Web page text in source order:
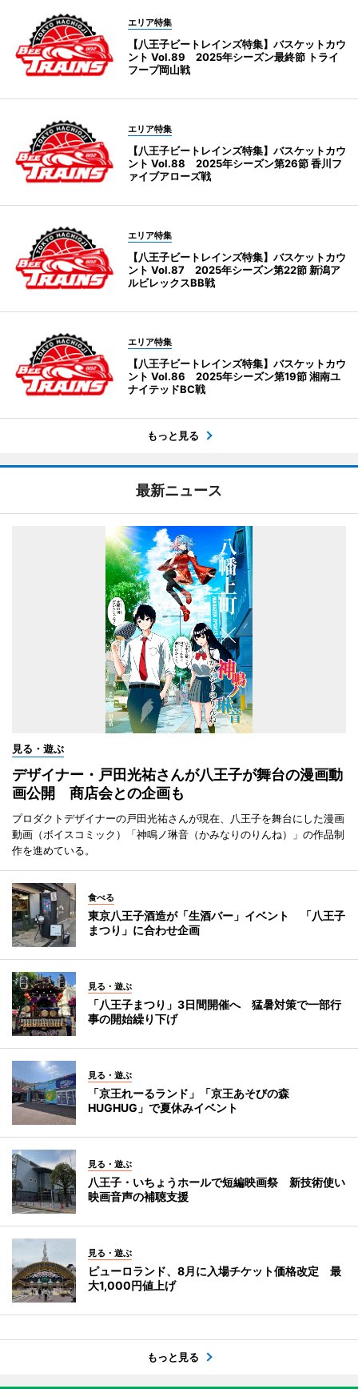
エリア特集
【八王子ビートレインズ特集】バスケットカウ
ント Vol.89 2025年シーズン最終節 トライ
フープ岡山戦
エリア特集
【八王子ビートレインズ特集】バスケットカウ
ント Vol.88 2025年シーズン第26節 香川フ
ァイブアローズ戦
エリア特集
【八王子ビートレインズ特集】バスケットカウ
ント Vol.87 2025年シーズン第22節 新潟ア
ルビレックスBB戦
エリア特集
【八王子ビートレインズ特集】バスケットカウ
ント Vol.86 2025年シーズン第19節 湘南ユ
ナイテッドBC戦
もっと見る
最新ニュース
見る・遊ぶ
デザイナー・戸田光祐さんが八王子が舞台の漫画動
画公開 商店会との企画も
プロダクトデザイナーの戸田光祐さんが現在、八王子を舞台にした漫画
動画（ボイスコミック）「神鳴ノ琳音（かみなりのりんね）」の作品制
作を進めている。
食べる
東京八王子酒造が「生酒バー」イベント 「八王子
まつり」に合わせ企画
見る・遊ぶ
「八王子まつり」3日間開催へ 猛暑対策で一部行
事の開始繰り下げ
見る・遊ぶ
「京王れーるランド」「京王あそびの森
HUGHUG」で夏休みイベント
見る・遊ぶ
八王子・いちょうホールで短編映画祭 新技術使い
映画音声の補聴支援
見る・遊ぶ
ピューロランド、8月に入場チケット価格改定 最
大1,000円値上げ
もっと見る